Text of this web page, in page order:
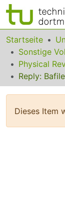
Bereiche &
Das gesamte
Statistiken
Startseite
Physical
Dieses Item